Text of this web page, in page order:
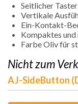
Seitlicher
Vertikale
Ein-Kontakt-
Kompaktes
Farbe Oliv für
Nicht zum
AJ-SideButton